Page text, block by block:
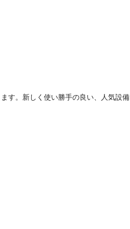
す。新しく使い勝手の良い、人気設備